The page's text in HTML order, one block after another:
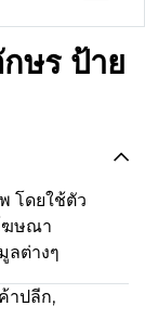
ษร ป้าย
โดยใช้ตัว
ฆษณา
ลต่างๆ
าปลีก,